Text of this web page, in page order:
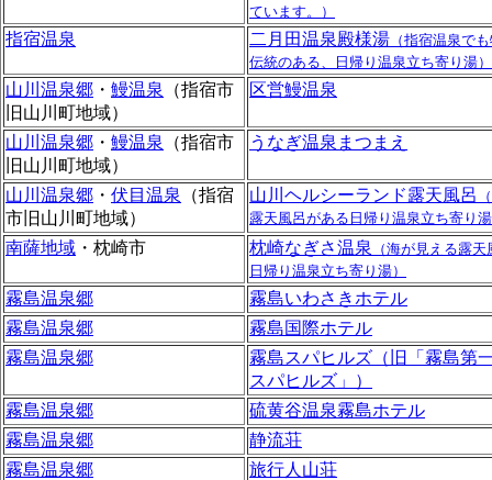
ています。）
指宿温泉 二月田温泉殿様湯 （指宿温泉で
伝統のある、日帰り温泉立ち寄り湯）
山川温泉郷 ・ 鰻温泉
（指宿市
旧山川町地域）
区営鰻温泉
山川温泉郷 ・ 鰻温泉
（指宿市
旧山川町地域）
うなぎ温泉まつまえ
山川温泉郷 ・ 伏目温泉
（指宿
市旧山川町地域）
山川ヘルシーランド露天風呂
露天風呂がある日帰り温泉立ち寄り
南薩地域 ・枕崎市 枕崎なぎさ温泉
（海が見える露
日帰り温泉立ち寄り湯）
霧島温泉郷
霧島いわさきホテル
霧島温泉郷
霧島国際ホテル
霧島温泉郷
霧島スパヒルズ（旧「霧島第
スパヒルズ」）
霧島温泉郷
硫黄谷温泉霧島ホテル
霧島温泉郷
静流荘
霧島温泉郷
旅行人山荘